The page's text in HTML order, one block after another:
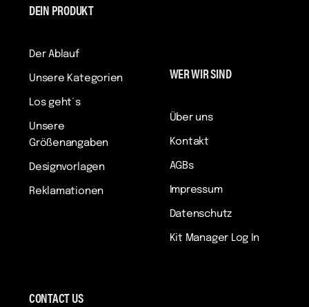
DEIN PRODUKT
Der Ablauf
Unsere Kategorien
Los geht´s
Unsere
Größenangaben
Designvorlagen
Reklamationen
WER WIR SIND
Über uns
Kontakt
AGBs
Impressum
Datenschutz
Kit Manager Log In
CONTACT US